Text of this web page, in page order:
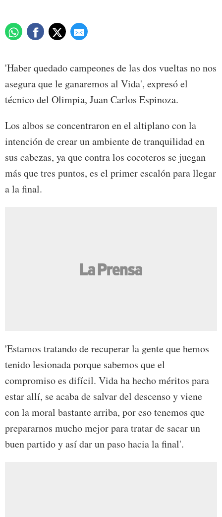
'Haber quedado campeones de las dos vueltas no nos
asegura que le ganaremos al Vida', expresó el
técnico del Olimpia, Juan Carlos Espinoza.
Los albos se concentraron en el altiplano con la
intención de crear un ambiente de tranquilidad en
sus cabezas, ya que contra los cocoteros se juegan
más que tres puntos, es el primer escalón para llegar
a la final.
'Estamos tratando de recuperar la gente que hemos
tenido lesionada porque sabemos que el
compromiso es difícil. Vida ha hecho méritos para
estar allí, se acaba de salvar del descenso y viene
con la moral bastante arriba, por eso tenemos que
prepararnos mucho mejor para tratar de sacar un
buen partido y así dar un paso hacia la final'.